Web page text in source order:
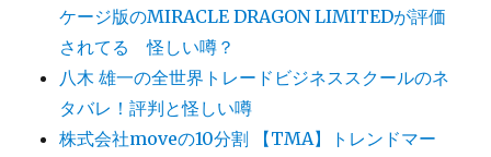
ケージ版のMIRACLE DRAGON LIMITEDが評価
されてる 怪しい噂？
八木 雄一の全世界トレードビジネススクールのネ
タバレ！評判と怪しい噂
株式会社moveの10分割 【TMA】トレンドマー